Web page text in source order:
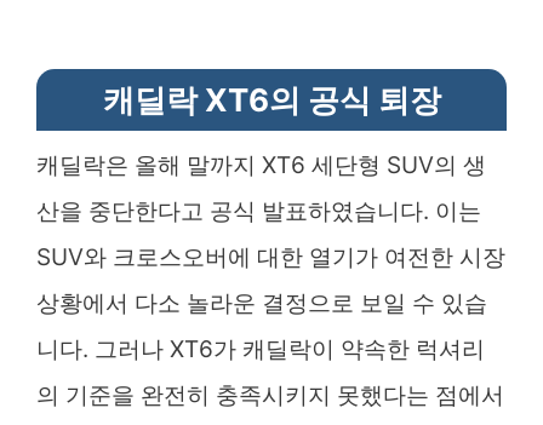
캐딜락 XT6의 공식 퇴장
캐딜락은 올해 말까지 XT6 세단형 SUV의 생
산을 중단한다고 공식 발표하였습니다. 이는
SUV와 크로스오버에 대한 열기가 여전한 시장
상황에서 다소 놀라운 결정으로 보일 수 있습
니다. 그러나 XT6가 캐딜락이 약속한 럭셔리
의 기준을 완전히 충족시키지 못했다는 점에서